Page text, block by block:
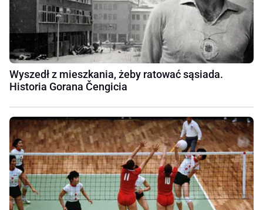
Wyszedł z mieszkania, żeby ratować sąsiada.
Historia Gorana Čengicia